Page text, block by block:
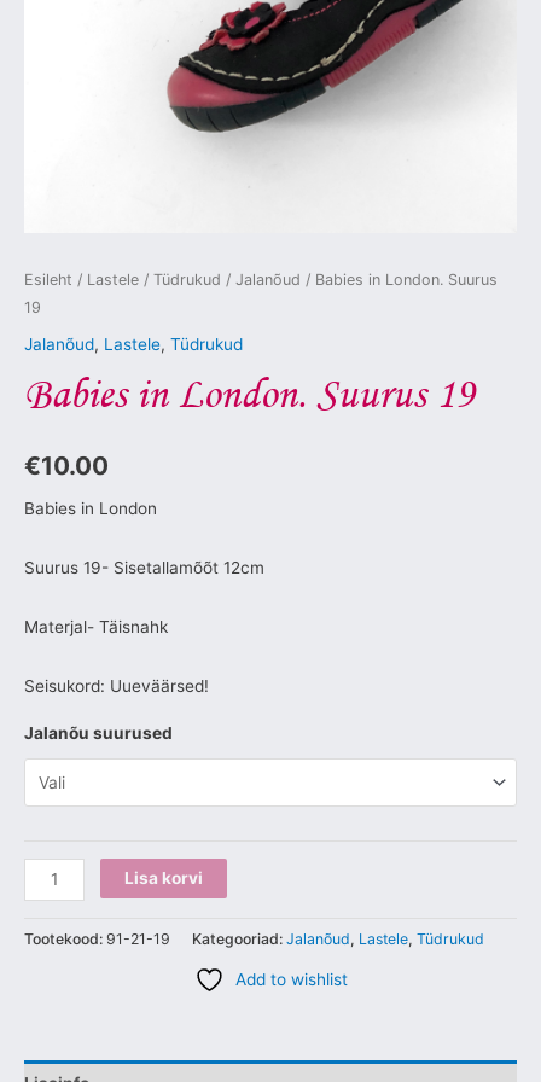
Esileht / Lastele / Tüdrukud / Jalanõud / Babies in London. Suurus
19
Jalanõud, Lastele, Tüdrukud
Babies in London. Suurus 19
€10.00
Babies in London
Suurus 19- Sisetallamõõt 12cm
Materjal- Täisnahk
Seisukord: Uueväärsed!
Jalanõu suurused
Lisa korvi
Tootekood: 91-21-19 Kategooriad: Jalanõud, Lastele, Tüdrukud
Add to wishlist